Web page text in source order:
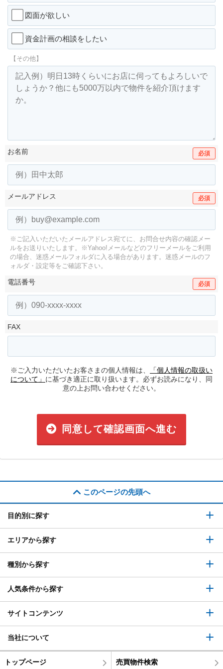
図面が欲しい
資金計画の相談をしたい
【その他】
お名前 必須
メールアドレス 必須
※ご記入いただいたメールアドレス宛てに、お問合せ内容の確認メー
ルをお送りいたします。
※Yahoo!メールなどのフリーメールをご利用
の場合、迷惑メールフォルダに入る場合があります。 迷惑メールのフ
ォルダ・設定等をご確認下さい。
電話番号 必須
FAX
※ご入力いただいたお客さまの個人情報は、
「個人情報の取扱い
について」 に基づき適正に取り扱います。必ずお読みになり、同
意の上お問い合わせください。
同意して確認画面へ進む
このページの先頭へ
目的別に探す
エリアから探す
種別から探す
人気条件から探す
サイトコンテンツ
当社について
トップページ 売買物件検索